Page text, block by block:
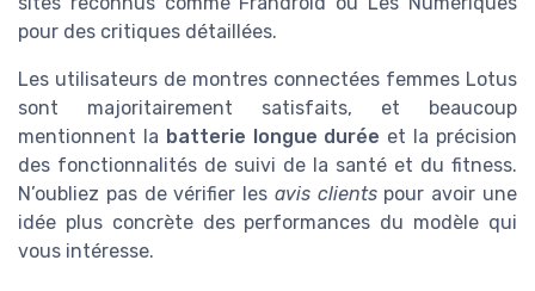
pour des critiques détaillées.
Les utilisateurs de montres connectées femmes Lotus
sont majoritairement satisfaits, et beaucoup
mentionnent la batterie longue durée et la précision
des fonctionnalités de suivi de la santé et du fitness.
N’oubliez pas de vérifier les avis clientspour avoir une
idée plus concrète des performances du modèle qui
vous intéresse.